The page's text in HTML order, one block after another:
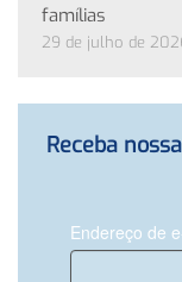
famílias
29 de julho de
Receba
Endereço de